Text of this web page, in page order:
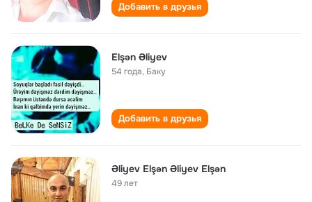
Добавить в друзья
Elşən Əliyev
54 года, Баку
Добавить в друзья
Əliyev Elşən Əliyev Elşən
49 лет